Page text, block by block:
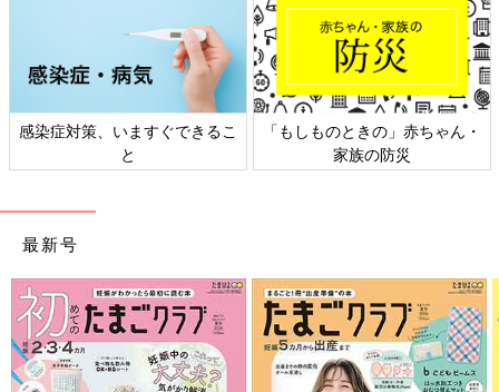
ん・
日本外来小児科学会リーフレッ
六星占術 細木かおりさんの
相談
最新号